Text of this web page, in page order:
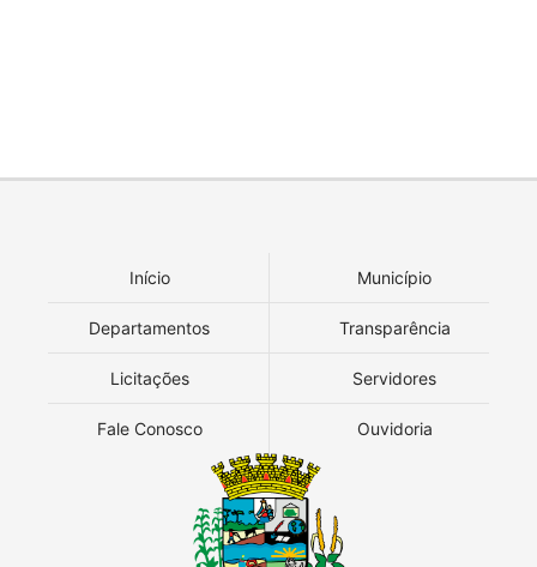
Início Município
Departamentos Transparência
Licitações Servidores
Fale Conosco Ouvidoria